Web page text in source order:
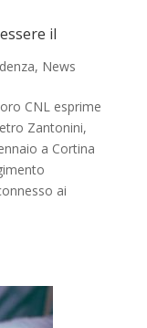
il
, News
CNL esprime
Zantonini,
a Cortina
ai